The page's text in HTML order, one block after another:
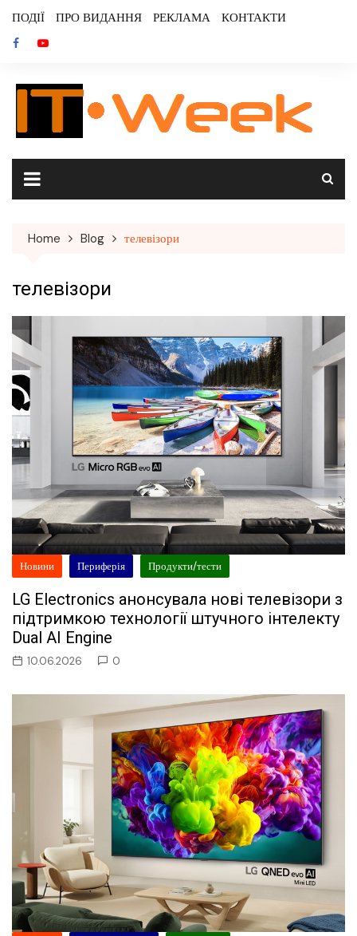
content
ПОДІЇ ПРО ВИДАННЯ РЕКЛАМА КОНТАКТИ
Home Blog телевізори
телевізори
Новини Периферія Продукти/тести
LG Electronics анонсувала нові телевізори з
підтримкою технології штучного інтелекту
Dual AI Engine
10.06.2026 0